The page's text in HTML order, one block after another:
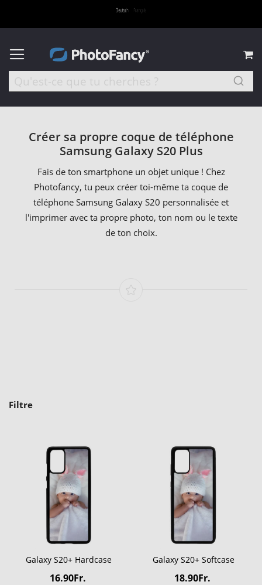
Créer sa propre coque de téléphone
Samsung Galaxy S20 Plus
Fais de ton smartphone un objet unique ! Chez
Photofancy, tu peux créer toi-même ta coque de
téléphone Samsung Galaxy S20 personnalisée et
l'imprimer avec ta propre photo, ton nom ou le texte
de ton choix.
Filtre
Galaxy S20+ Hardcase
16.90Fr.
Galaxy S20+ Softcase
18.90Fr.